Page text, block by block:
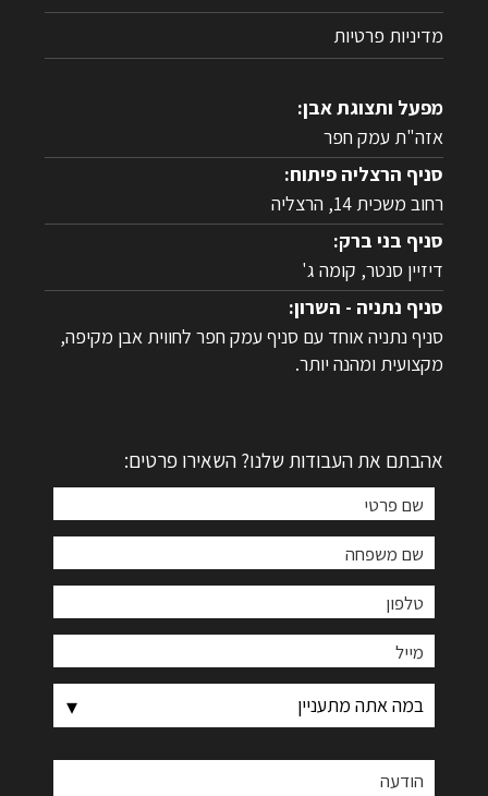
מדיניות פרטיות
מפעל ותצוגת אבן:
אזה"ת עמק חפר
סניף הרצליה פיתוח:
רחוב משכית 14, הרצליה
סניף בני ברק:
דיזיין סנטר, קומה ג'
סניף נתניה - השרון:
סניף נתניה אוחד עם סניף עמק חפר לחווית אבן מקיפה,
מקצועית ומהנה יותר.
אהבתם את העבודות שלנו? השאירו פרטים: